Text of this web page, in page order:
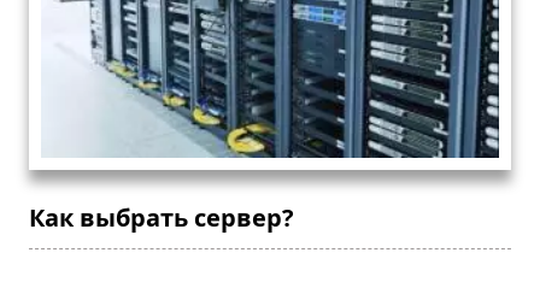
Как выбрать сервер?